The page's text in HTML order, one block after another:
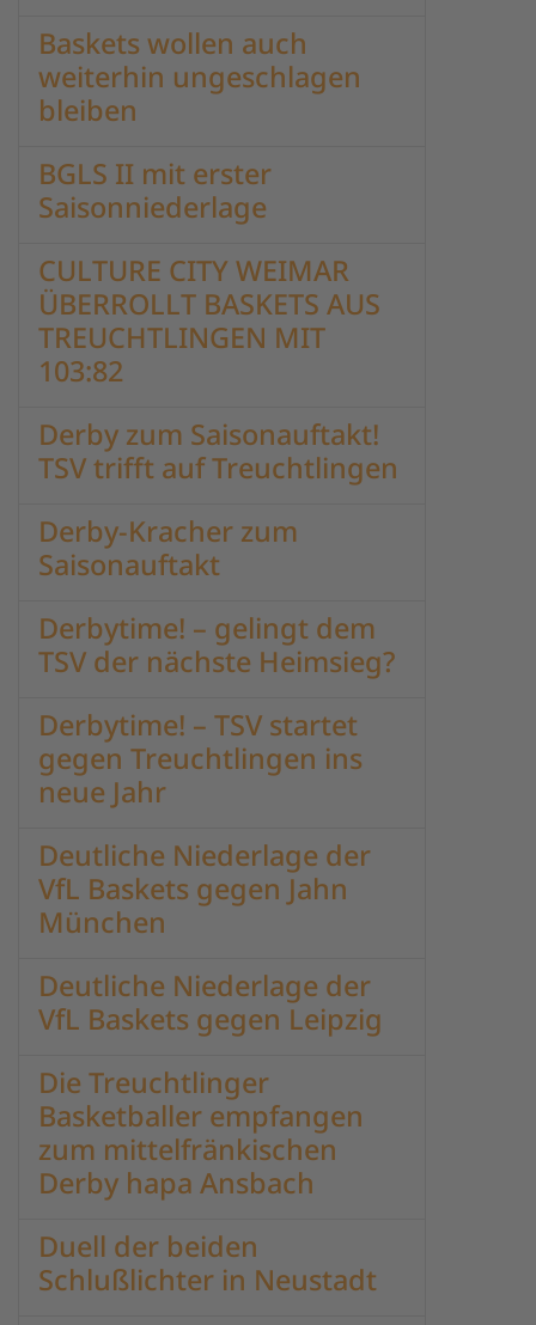
Baskets wollen auch
weiterhin ungeschlagen
bleiben
BGLS II mit erster
Saisonniederlage
CULTURE CITY WEIMAR
ÜBERROLLT BASKETS AUS
TREUCHTLINGEN MIT
103:82
Derby zum Saisonauftakt!
TSV trifft auf Treuchtlingen
Derby-Kracher zum
Saisonauftakt
Derbytime! – gelingt dem
TSV der nächste Heimsieg?
Derbytime! – TSV startet
gegen Treuchtlingen ins
neue Jahr
Deutliche Niederlage der
VfL Baskets gegen Jahn
München
Deutliche Niederlage der
VfL Baskets gegen Leipzig
Die Treuchtlinger
Basketballer empfangen
zum mittelfränkischen
Derby hapa Ansbach
Duell der beiden
Schlußlichter in Neustadt